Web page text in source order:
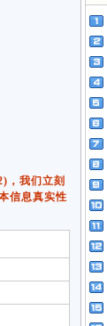
，我们立刻
信息真实性